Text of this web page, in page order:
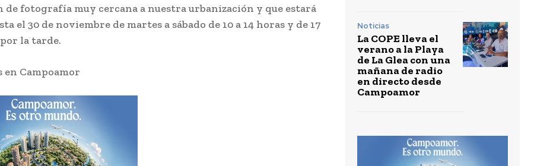
de fotografía muy cercana a nuestra urbanización y que estará
el 30 de noviembre de martes a sábado de 10 a 14 horas y de 17
la tarde.
en Campoamor
Noticias
La COPE lleva el
verano a la Playa
de La Glea con una
mañana de radio
en directo desde
Campoamor